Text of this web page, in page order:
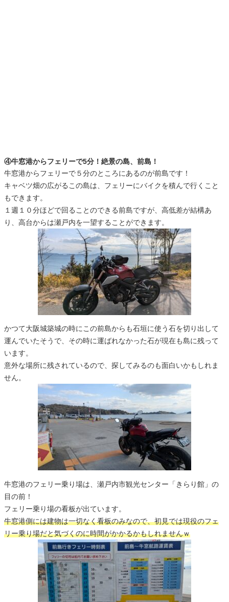
④牛窓港からフェリーで5分！絶景の島、前島！
牛窓港からフェリーで５分のところにあるのが前島です！
キャベツ畑の広がるこの島は、フェリーにバイクを積んで行くこと
もできます。
１週１０分ほどで回ることのできる前島ですが、高低差が結構あ
り、高台からは瀬戸内を一望することができます。
かつて大阪城築城の時にこの前島からも石垣に使う石を切り出して
運んでいたそうで、その時に運ばれなかった石が現在も島に残って
います。
意外な場所に残されているので、探してみるのも面白いかもしれま
せん。
牛窓港のフェリー乗り場は、瀬戸内市観光センター「きらり館」の
目の前！
フェリー乗り場の看板が出ています。
牛窓港側には建物は一切なく看板のみなので、初見では現役のフェ
リー乗り場だと気づくのに時間がかかるかもしれませんｗ